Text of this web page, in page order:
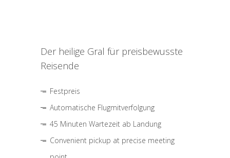
Der heilige Gral für preisbewusste
Reisende
Festpreis
Automatische Flugmitverfolgung
45 Minuten Wartezeit ab Landung
Convenient pickup at precise meeting